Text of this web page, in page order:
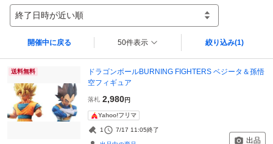
終了日時が近い順
開催中に戻る 50件表示 絞り込み(1)
送料無料
ドラゴンボールBURNING FIGHTERS ベジータ＆孫悟
空フィギュア
落札 2,980円
Yahoo!フリマ
1 7/17 11:05終了
出品